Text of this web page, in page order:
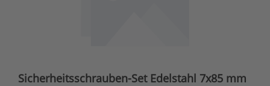
Sicherheitsschrauben-Set Edelstahl 7x85 mm